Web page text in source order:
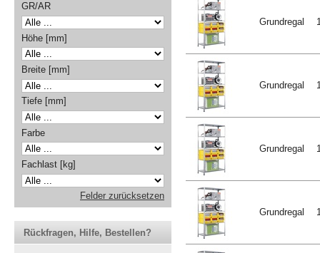
GR/AR
Höhe [mm]
Breite [mm]
Tiefe [mm]
Farbe
Fachlast [kg]
Felder zurücksetzen
Rückfragen, Hilfe, Bestellen?
Grundregal
Grundregal
Grundregal
Grundregal